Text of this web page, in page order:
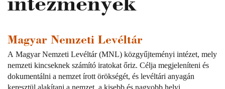
intézmények
Magyar Nemzeti Levéltár
A Magyar Nemzeti Levéltár (MNL) közgyűjteményi intézet, mely
nemzeti kincseknek számító iratokat őriz. Célja megjeleníteni és
dokumentálni a nemzet írott örökségét, és levéltári anyagán
keresztül alakítani a nemzet, a kisebb és nagyobb helyi